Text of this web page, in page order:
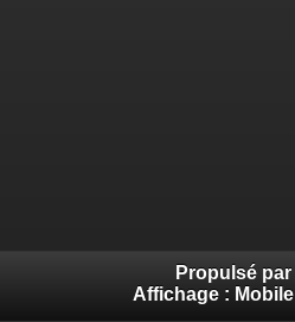
Propulsé par
Affichage : Mobile